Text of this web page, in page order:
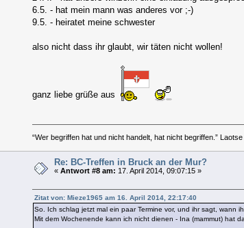
6.5. - hat mein mann was anderes vor ;-)
9.5. - heiratet meine schwester
also nicht dass ihr glaubt, wir täten nicht wollen!
ganz liebe grüße aus
“Wer begriffen hat und nicht handelt, hat nicht begriffen.” Laotse
Re: BC-Treffen in Bruck an der Mur?
«Antwort #8 am: 17. April 2014, 09:07:15 »
Zitat von: Mieze1965 am 16. April 2014, 22:17:40
So. Ich schlag jetzt mal ein paar Termine vor, und ihr sagt, wann
Mit dem Wochenende kann ich nicht dienen - Ina (mammut) hat